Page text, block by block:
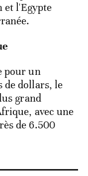
et l'Egypte
pour un
de dollars, le
grand
avec une
de 6.500